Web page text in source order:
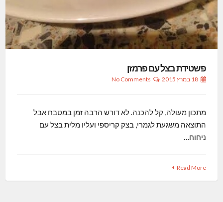
פשטידת בצל עם פרמזן
18 במרץ 2015 No Comments
מתכון מעולה, קל להכנה. לא דורש הרבה זמן במטבח אבל
התוצאה משגעת לגמרי, בצק קריספי ועליו מלית בצל עם
ניחוח…
Read More